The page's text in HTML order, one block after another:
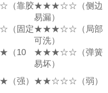
靠胶★★★☆☆（侧边
易漏）
固定★★★☆☆（局部
可洗）
10
★★★☆☆（弹簧
易坏）
强） ★★☆☆☆（弱）